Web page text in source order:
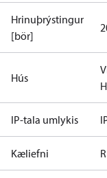
Hrinuþrýstingur
[bör]
Hús
IP-tala umlykis
Kæliefni